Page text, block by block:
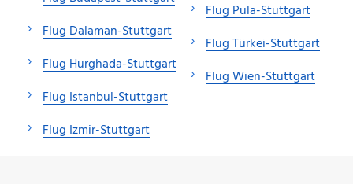
Flug Dalaman-Stuttgart
Flug Hurghada-Stuttgart
Flug Istanbul-Stuttgart
Flug Izmir-Stuttgart
Flug Pula-Stuttgart
Flug Türkei-Stuttgart
Flug Wien-Stuttgart